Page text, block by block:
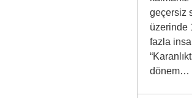
geçersiz
üzerinde
fazla
dönem…